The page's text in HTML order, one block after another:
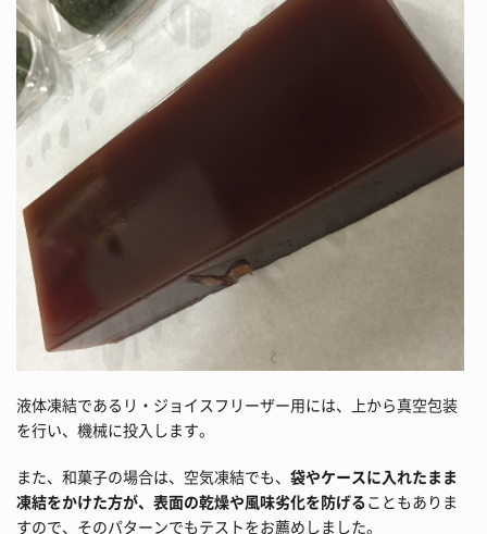
液体凍結であるリ・ジョイスフリーザー用には、上から真空包装
を行い、機械に投入します。
また、和菓子の場合は、空気凍結でも、 袋やケースに入れたまま
凍結をかけた方が、表面の乾燥や風味劣化を防げることもありま
すので、そのパターンでもテストをお薦めしました。